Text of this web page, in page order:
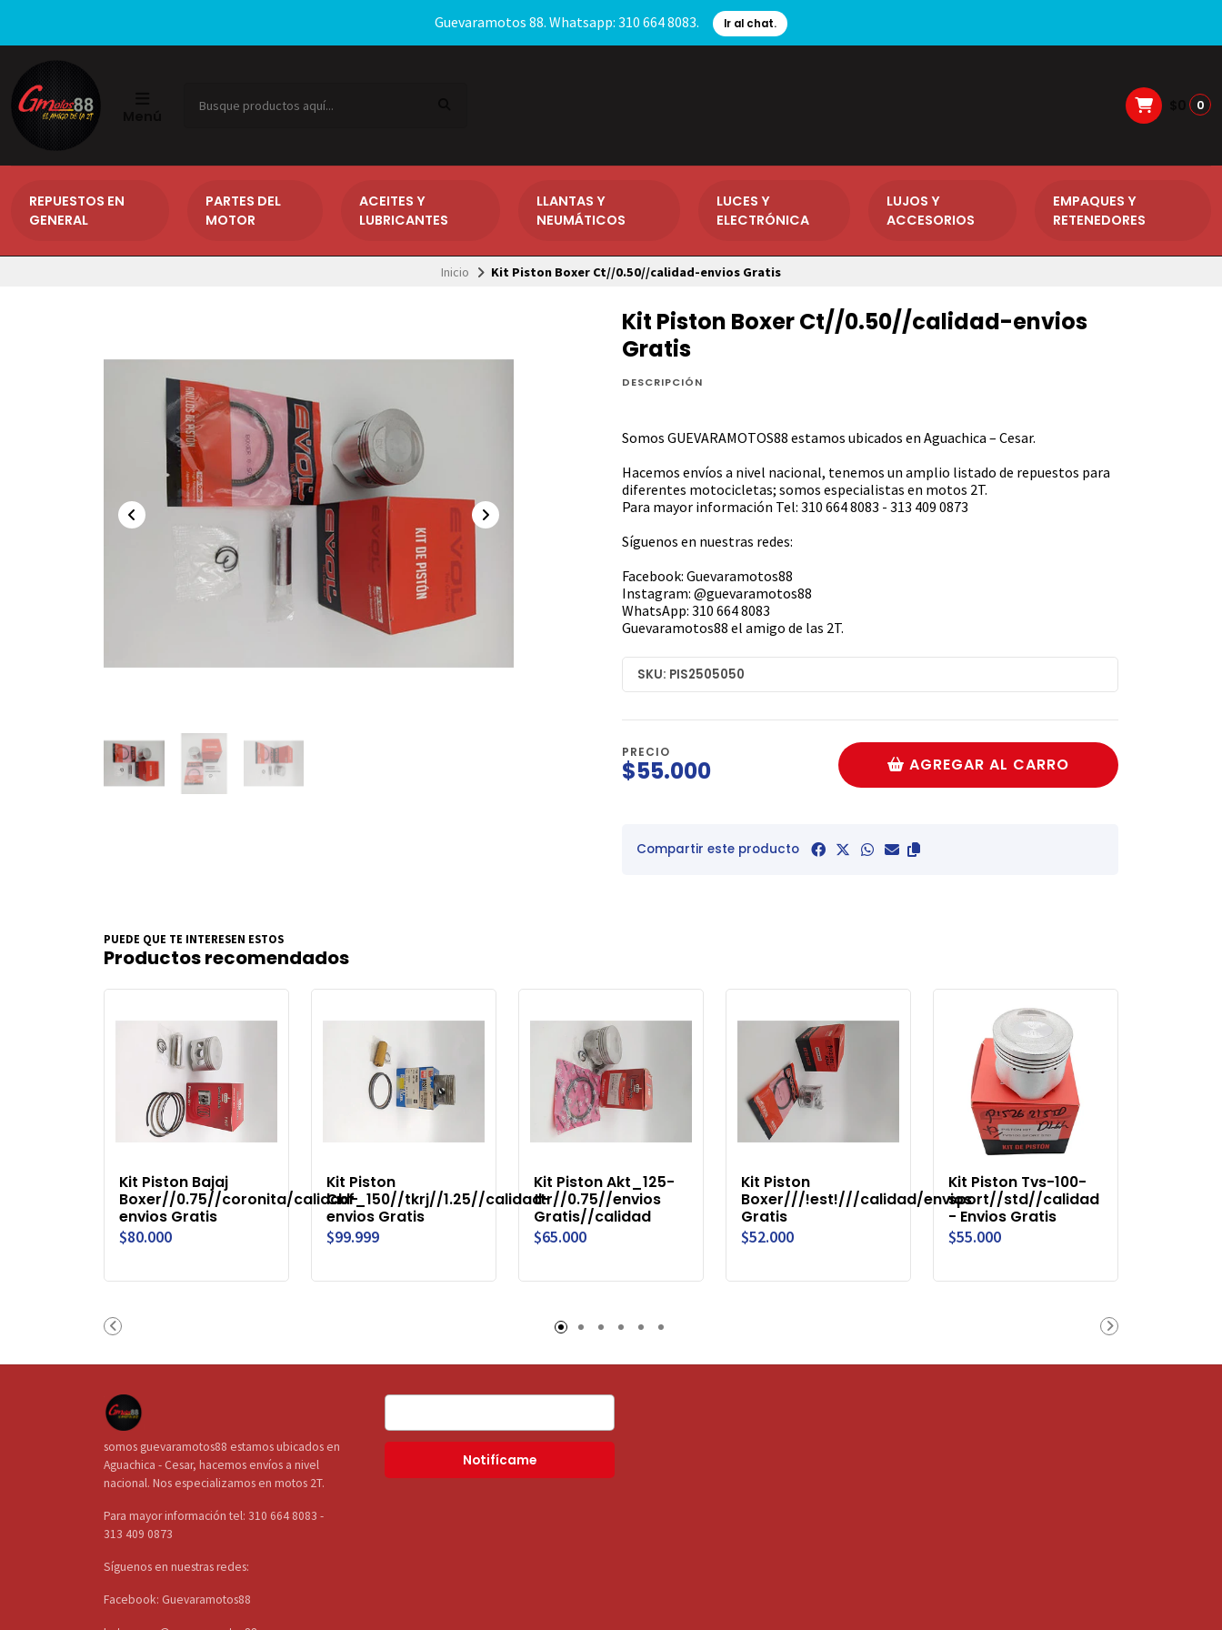
Guevaramotos 88. Whatsapp: 310 664 8083. Ir al chat.
0
REPUESTOS EN
GENERAL
PARTES DEL
MOTOR
ACEITES Y
LUBRICANTES
LLANTAS Y
NEUMÁTICOS
LUCES Y
ELECTRÓNICA
LUJOS Y
ACCESORIOS
EMPAQUES Y
RETENEDORES
Inicio Kit Piston Boxer Ct//0.50//calidad-envios Gratis
Kit Piston Boxer Ct//0.50//calidad-envios
Gratis
DESCRIPCIÓN
Somos GUEVARAMOTOS88 estamos ubicados en Aguachica – Cesar.
Hacemos envíos a nivel nacional, tenemos un amplio listado de repuestos para
diferentes motocicletas; somos especialistas en motos 2T.
Para mayor información Tel: 310 664 8083 - 313 409 0873
Síguenos en nuestras redes:
Facebook: Guevaramotos88
Instagram: @guevaramotos88
WhatsApp: 310 664 8083
Guevaramotos88 el amigo de las 2T.
SKU: PIS2505050
PRECIO
$55.000 AGREGAR AL CARRO
Compartir este producto
PUEDE QUE TE INTERESEN ESTOS
Productos recomendados
Kit Piston Bajaj
Boxer//0.75//coronita/calidad-
envios Gratis
$80.000
Kit Piston
Cbf_150//tkrj//1.25//calidad-
envios Gratis
$99.999
Kit Piston Akt_125-
ttr//0.75//envios
Gratis//calidad
$65.000
Kit Piston
Boxer///!est!///calidad/envios
Gratis
$52.000
Kit Piston Tvs-100-
sport//std//calidad
- Envios Gratis
$55.000
somos guevaramotos88 estamos ubicados en
Aguachica - Cesar, hacemos envíos a nivel
nacional. Nos especializamos en motos 2T.
Para mayor información tel: 310 664 8083 -
313 409 0873
Síguenos en nuestras redes:
Facebook: Guevaramotos88
Notifícame